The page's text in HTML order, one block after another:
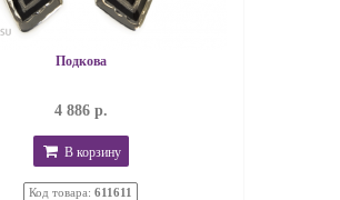
Подкова
4 886 р.
В корзину
Код товара:611611